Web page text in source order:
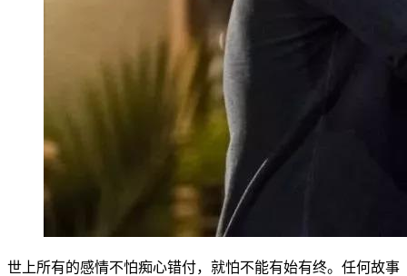
世上所有的感情不怕痴心错付，就怕不能有始有终。任何故事